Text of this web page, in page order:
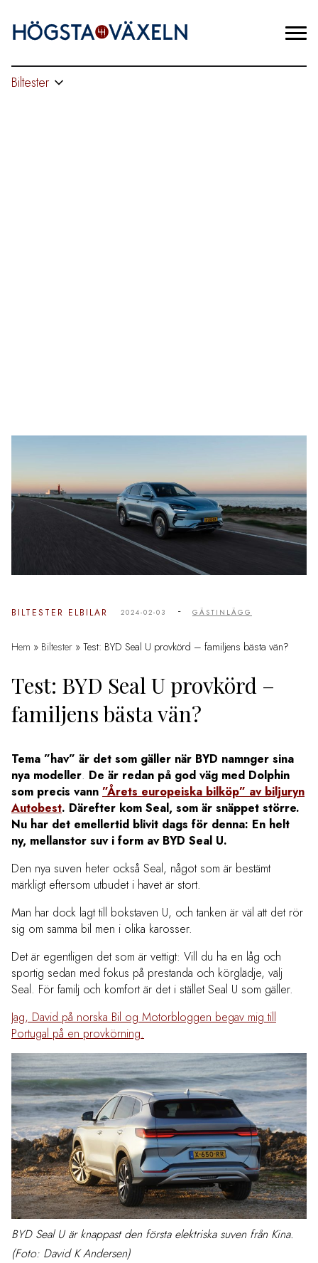
Biltester
BILTESTER ELBILAR 2024-02-03 - GÄSTINLÄGG
Hem » Biltester » Test: BYD Seal U provkörd – familjens bästa vän?
Test: BYD Seal U provkörd –
familjens bästa vän?
Tema ”hav” är det som gäller när BYD namnger sina
nya modeller. De är redan på god väg med Dolphin
som precis vann ”Årets europeiska bilköp” av biljuryn
Autobest. Därefter kom Seal, som är snäppet större.
Nu har det emellertid blivit dags för denna: En helt
ny, mellanstor suv i form av BYD Seal U.
Den nya suven heter också Seal, något som är bestämt
märkligt eftersom utbudet i havet är stort.
Man har dock lagt till bokstaven U, och tanken är väl att det rör
sig om samma bil men i olika karosser.
Det är egentligen det som är vettigt: Vill du ha en låg och
sportig sedan med fokus på prestanda och körglädje, välj
Seal. För familj och komfort är det i stället Seal U som gäller.
Jag, David på norska Bil og Motorbloggen begav mig till
Portugal på en provkörning.
BYD Seal U är knappast den första elektriska suven från Kina.
(Foto: David K Andersen)